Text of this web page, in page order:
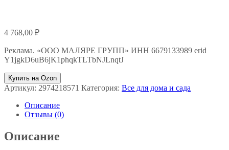
4 768,00 ₽
Реклама. «ООО МАЛЯРЕ ГРУПП» ИНН 6679133989 erid
Y1jgkD6uB6jK1phqkTLTbNJLnqtJ
Купить на Ozon
Артикул: 2974218571 Категория: Все для дома и сада
Описание
Отзывы (0)
Описание